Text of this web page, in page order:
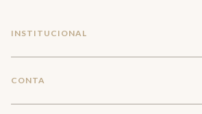
INSTITUCIONAL
CONTA